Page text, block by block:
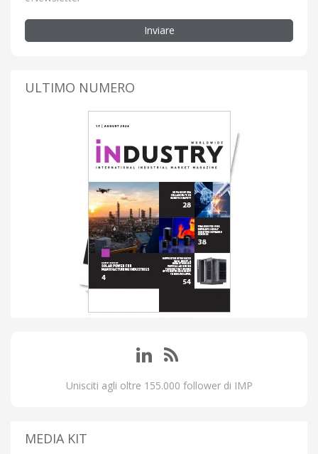
Inviare
ULTIMO NUMERO
Unisciti agli oltre 155.000 follower di IMP
MEDIA KIT